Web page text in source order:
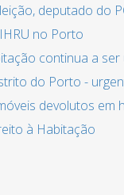
deputado do
no Porto
continua a ser
do Porto -
devolutos em
à Habitação